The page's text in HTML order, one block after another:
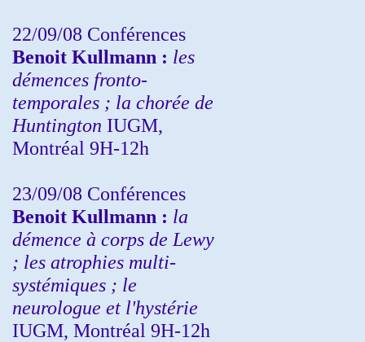
22/09/08 Conférences
Benoit Kullmann : les
démences fronto-
temporales ; la chorée de
Huntington IUGM,
Montréal 9H-12h
23/09/08 Conférences
Benoit Kullmann : la
démence à corps de Lewy
; les atrophies multi-
systémiques ; le
neurologue et l'hystérie
IUGM, Montréal 9H-12h